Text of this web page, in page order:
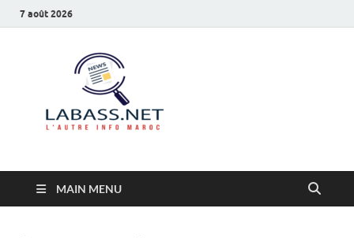
7 août 2026
MAIN MENU